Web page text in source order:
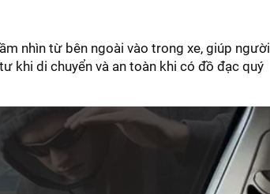
nhìn từ bên ngoài vào trong xe, giúp người
khi di chuyển và an toàn khi có đồ đạc quý